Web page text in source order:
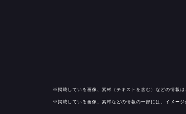
※掲載している画像、素材（テキストを含む）などの情報
※掲載している画像、素材などの情報の一部には、イメー